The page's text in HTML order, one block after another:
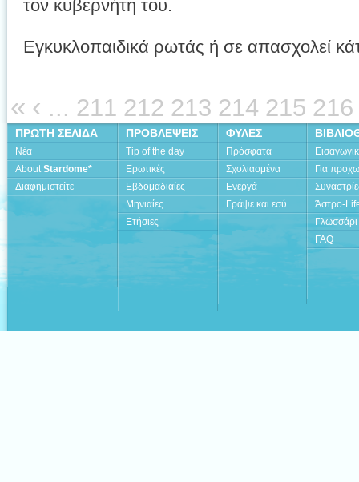
τον κυβερνήτη του.
Εγκυκλοπαιδικά ρωτάς ή σε απασχολεί
« ‹ ... 211 212 213 214 215 216
ΠΡΩΤΗ ΣΕΛΙΔΑ
Νέα
AboutStardome*
Διαφημιστείτε
ΠΡΟΒΛΕΨΕΙΣ
Tip of the day
Ερωτικές
Εβδομαδιαίες
Μηνιαίες
Ετήσιες
ΦΥΛΕΣ
Πρόσφατα
Σχολιασμένα
Ενεργά
Γράψε και εσύ
Για
Άστρο-
Γλωσσάρι
FAQ